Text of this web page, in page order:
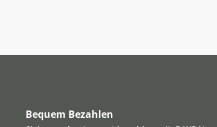
Bequem Bezahlen